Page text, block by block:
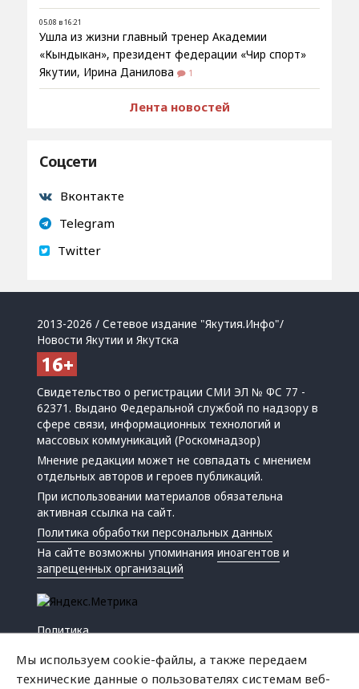
05.08 в 16:21
Ушла из жизни главный тренер Академии
«Кындыкан», президент федерации «Чир спорт»
Якутии, Ирина Данилова
1
Лента новостей
Соцсети
Вконтакте
Telegram
Twitter
2013-2026 / Сетевое издание "Якутия.Инфо"/
Новости Якутии и Якутска
Свидетельство о регистрации СМИ ЭЛ № ФС 77 -
62371. Выдано Федеральной службой по надзору в
сфере связи, информационных технологий и
массовых коммуникаций (Роскомнадзор)
Мнение редакции может не совпадать с мнением
отдельных авторов и героев публикаций.
При использовании материалов обязательна
активная ссылка на сайт.
Политика обработки персональных данных
На сайте возможны упоминанияиноагентов и
запрещенных организаций
Политика
Мы используем cookie-файлы, а также передаем
технические данные о пользователях системам веб-